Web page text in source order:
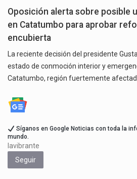
Oposición alerta sobre posible
en Catatumbo para aprobar
encubierta
La reciente decisión del presidente
estado de conmoción interior y
Catatumbo, región fuertemente
Síganos en Google Noticias con toda la
mundo.
lavibrante
Seguir